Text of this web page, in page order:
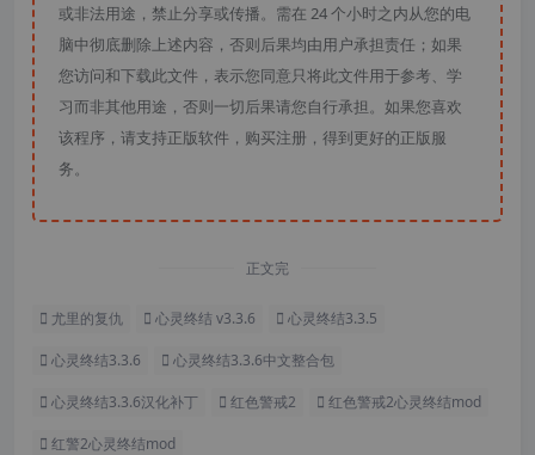
或非法用途，禁止分享或传播。需在 24 个小时之内从您的电
脑中彻底删除上述内容，否则后果均由用户承担责任；如果
您访问和下载此文件，表示您同意只将此文件用于参考、学
习而非其他用途，否则一切后果请您自行承担。如果您喜欢
该程序，请支持正版软件，购买注册，得到更好的正版服
务。
正文完
尤里的复仇 心灵终结 v3.3.6 心灵终结3.3.5
心灵终结3.3.6 心灵终结3.3.6中文整合包
心灵终结3.3.6汉化补丁 红色警戒2 红色警戒2心灵终结mod
红警2心灵终结mod